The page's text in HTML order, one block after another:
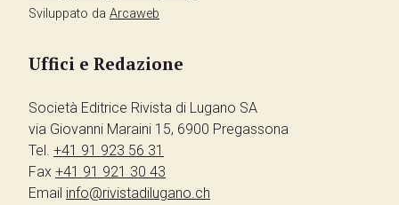
Sviluppato da Arcaweb
Uffici e Redazione
Società Editrice Rivista di Lugano SA
via Giovanni Maraini 15, 6900 Pregassona
Tel. +41 91 923 56 31
Fax +41 91 921 30 43
Email info@rivistadilugano.ch